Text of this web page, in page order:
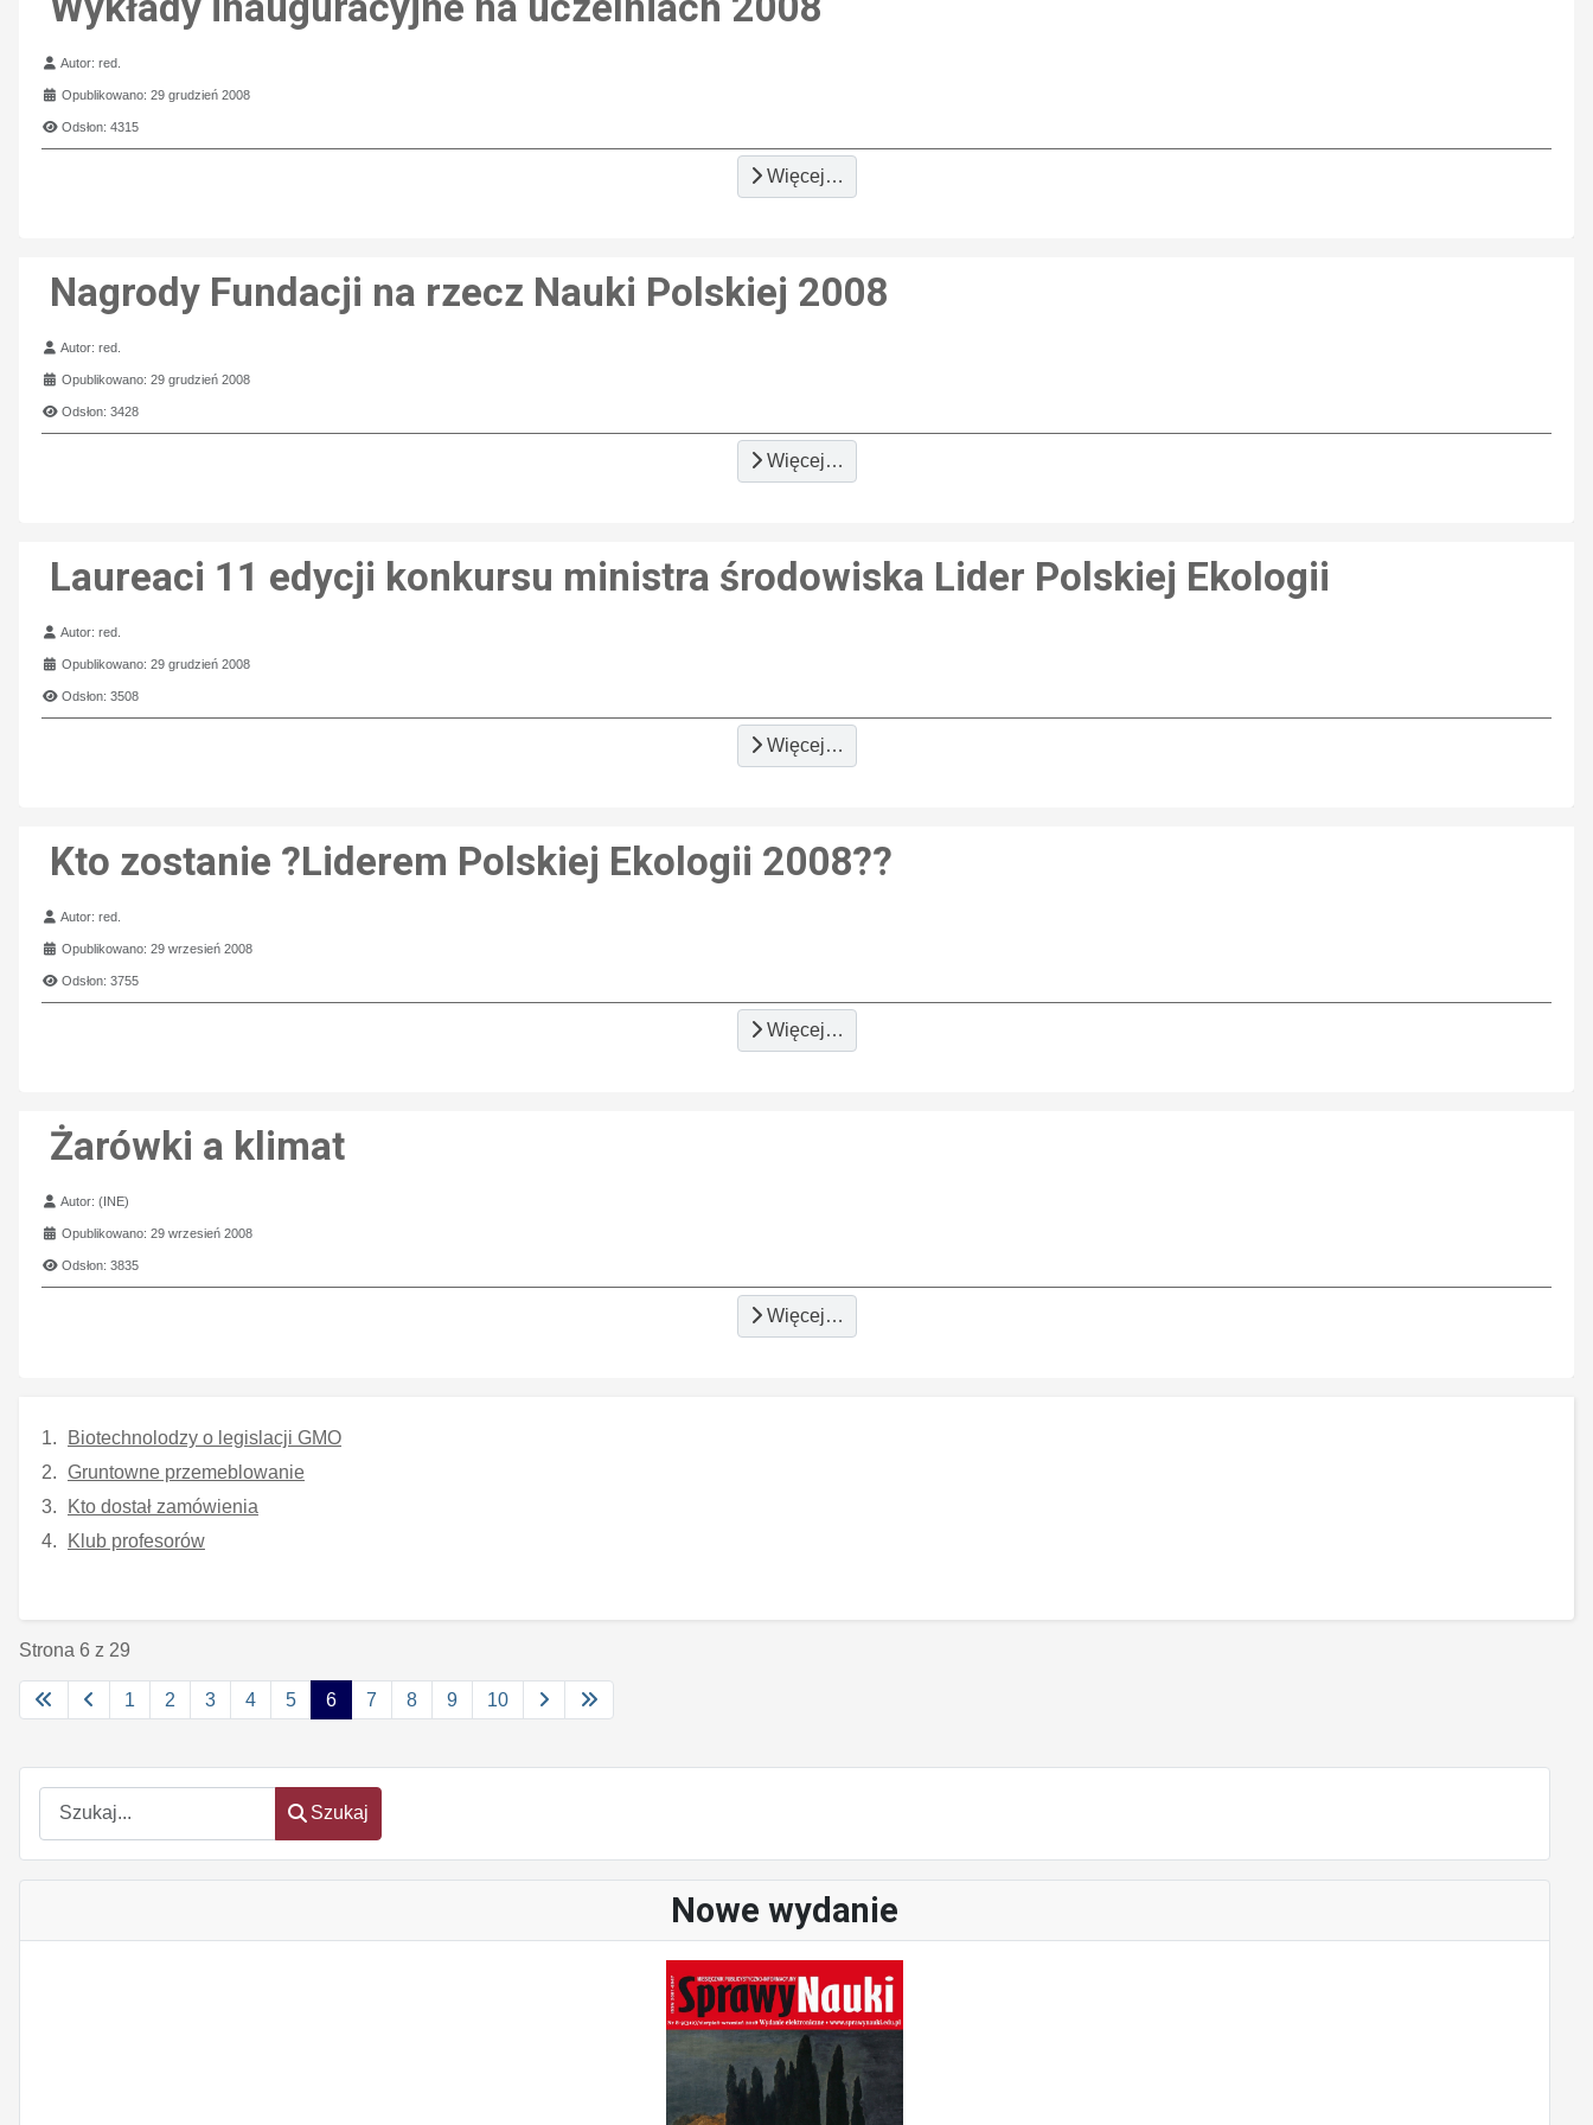
Szukaj
Szukaj
Nowe wydanie
Szczegóły
Autor:red.
Opublikowano: 29 grudzień 2008
Odsłon: 4315
Więcej…
Nagrody Fundacji na rzecz Nauki Polskiej 2008
Szczegóły
Autor:red.
Opublikowano: 29 grudzień 2008
Odsłon: 3428
Więcej…
Laureaci 11 edycji konkursu ministra środowiska Lider Polskiej Ekologii
Szczegóły
Autor:red.
Opublikowano: 29 grudzień 2008
Odsłon: 3508
Więcej…
Kto zostanie ?Liderem Polskiej Ekologii 2008??
Szczegóły
Autor:red.
Opublikowano: 29 wrzesień 2008
Odsłon: 3755
Więcej…
Żarówki a klimat
Szczegóły
Autor:(INE)
Opublikowano: 29 wrzesień 2008
Odsłon: 3835
Więcej…
Biotechnolodzy o legislacji GMO
Gruntowne przemeblowanie
Kto dostał zamówienia
Klub profesorów
Strona 6 z 29
1 2 3 4 5 6 7 8 9 10